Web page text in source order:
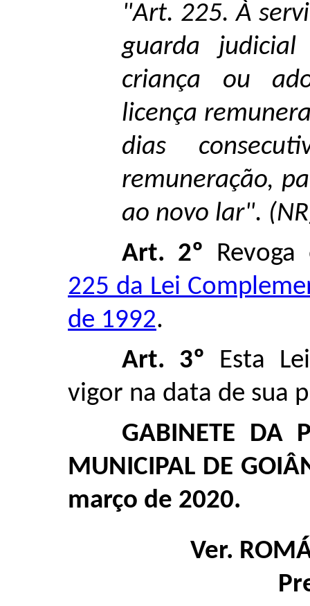
"Art. 225. À
guarda
criança ou
licença
dias
remuneração,
ao novo lar".
Art. 2º
225 da Lei
de 1992.
Art. 3º Esta
vigor na data de sua
GABINETE DA
MUNICIPAL DE
março de 2020.
Ver.